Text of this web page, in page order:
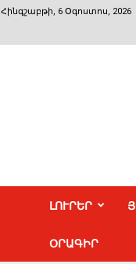
Հինգշաբթի, 6 Օգոստոս, 2026
ԼՈՒՐԵՐ
ՕՐԱԳԻՐ